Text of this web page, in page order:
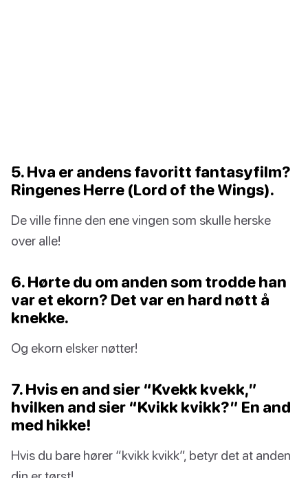
5. Hva er andens favoritt fantasyfilm?
Ringenes Herre (Lord of the Wings).
De ville finne den ene vingen som skulle herske
over alle!
6. Hørte du om anden som trodde han
var et ekorn? Det var en hard nøtt å
knekke.
Og ekorn elsker nøtter!
7. Hvis en and sier “Kvekk kvekk,”
hvilken and sier “Kvikk kvikk?” En and
med hikke!
Hvis du bare hører “kvikk kvikk”, betyr det at anden